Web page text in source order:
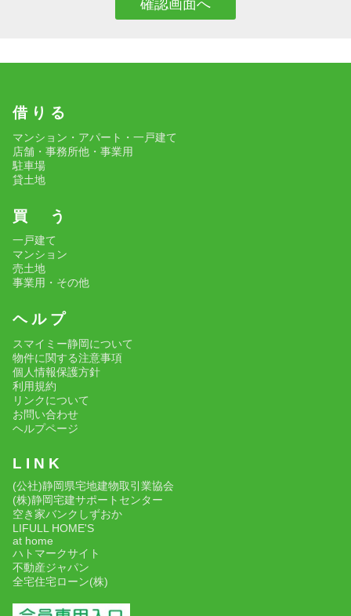
借 り る
マンション・アパート・一戸建て
店舗・事務所他・事業用
駐車場
貸土地
買 う
一戸建て
マンション
売土地
事業用・その他
ヘ ル プ
スマイミー静岡について
物件に関する注意事項
個人情報保護方針
利用規約
リンクについて
お問い合わせ
ヘルプページ
L I N K
(公社)静岡県宅地建物取引業協会
(株)静岡宅建サポートセンター
空き家バンクしずおか
LIFULL HOME'S
at home
ハトマークサイト
不動産ジャパン
全宅住宅ローン(株)